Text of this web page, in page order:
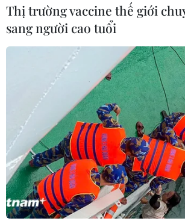
Bão Vaianu đổ bộ New
12/04/2026 13:10
Các thị trấn ở Vịnh Plenty và vùng
cũng hứng chịu những cơn gió mạnh
km/giờ của bão Vaianu, thổi bay mái
trạng mất điện cho khoảng 5.000
Thị trường vaccine thế giới
sang người cao tuổi